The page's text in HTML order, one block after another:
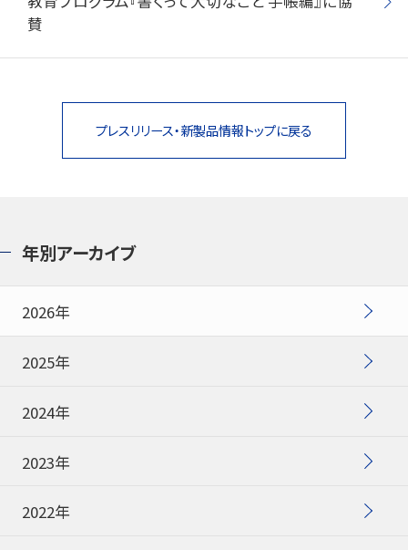
賛
プレスリリース・新製品情報トップに戻る
年別アーカイブ
2026年
2025年
2024年
2023年
2022年